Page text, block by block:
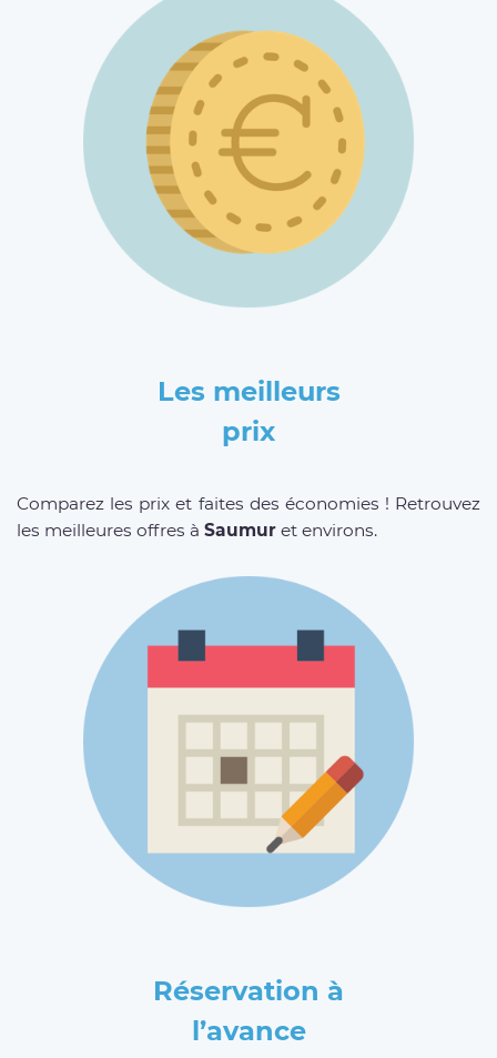
Les meilleurs
prix
Comparez les prix et faites des économies ! Retrouvez
les meilleures offres à Saumur et environs.
Réservation à
l’avance